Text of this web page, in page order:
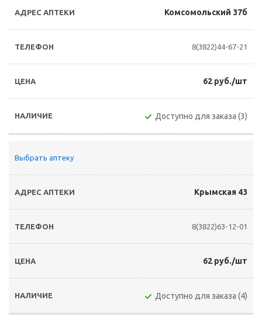
Комсомольский 37б
8(3822)44-67-21
62 руб./шт
Доступно для заказа (3)
Выбрать аптеку
Крымская 43
8(3822)63-12-01
62 руб./шт
Доступно для заказа (4)